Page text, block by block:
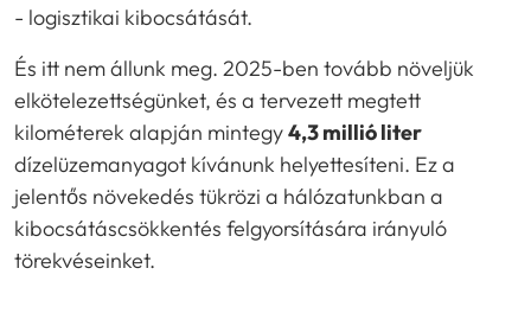
- logisztikai kibocsátását.
És itt nem állunk meg. 2025-ben tovább növeljük
elkötelezettségünket, és a tervezett megtett
kilométerek alapján mintegy4,3 millió liter
dízelüzemanyagot kívánunk helyettesíteni. Ez a
jelentős növekedés tükrözi a hálózatunkban a
kibocsátáscsökkentés felgyorsítására irányuló
törekvéseinket.